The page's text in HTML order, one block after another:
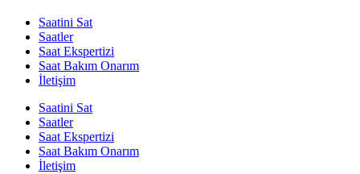
Saatini Sat
Saatler
Saat Ekspertizi
Saat Bakım Onarım
İletişim
Saatini Sat
Saatler
Saat Ekspertizi
Saat Bakım Onarım
İletişim